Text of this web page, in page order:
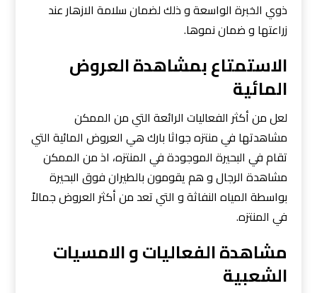
ذوي الخبرة الواسعة و ذلك لضمان سلامة الازهار عند
زراعتها و ضمان نموها.
الاستمتاع بمشاهدة العروض
المائية
لعل من أكثر الفعاليات الرائعة التي من الممكن
مشاهدتها في منتزه جواثا بارك هي العروض المائية التي
تقام في البحيرة الموجودة في المنتزه، اذ من الممكن
مشاهدة الرجال و هم يقومون بالطيران فوق البحيرة
بواسطة المياه النفاثة و التي تعد من أكثر العروض جمالاً
في المنتزه.
مشاهدة الفعاليات و الامسيات
الشعبية